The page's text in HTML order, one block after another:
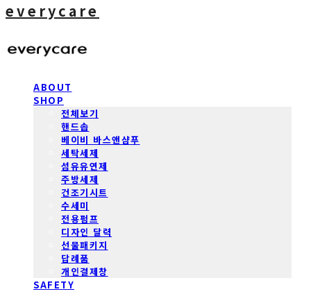
everycare
ABOUT
SHOP
전체보기
핸드솝
베이비 바스앤샴푸
세탁세제
섬유유연제
주방세제
건조기시트
수세미
전용펌프
디자인 달력
선물패키지
답례품
개인결제창
SAFETY